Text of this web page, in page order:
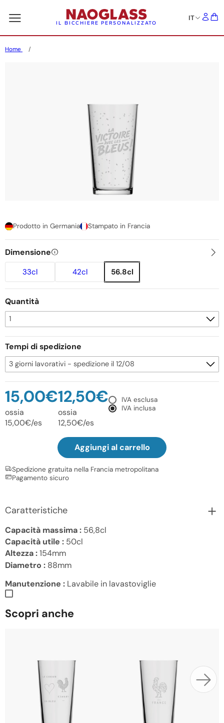
IL BICCHIERE PERSONALIZZATO
IT
Home
Prodotto in Germania Stampato in Francia
Dimensione
33cl 42cl 56.8cl
Quantità
Tempi di spedizione
IVA esclusa
IVA inclusa
15,00€
ossia
15,00€/es
12,50€
ossia
12,50€/es
Aggiungi al carrello
Spedizione gratuita nella Francia metropolitana
Pagamento sicuro
Caratteristiche
Capacità massima : 56,8cl
Capacità utile : 50cl
Altezza :154mm
Diametro : 88mm
Manutenzione : Lavabile in lavastoviglie
Scopri anche